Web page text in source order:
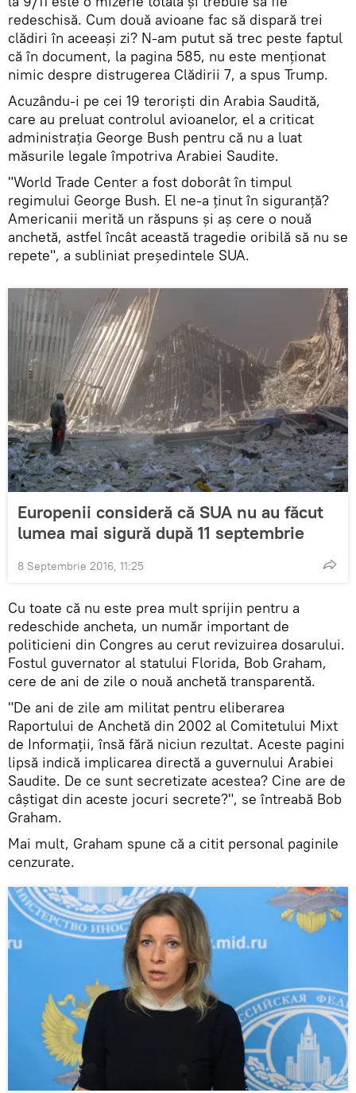
redeschisă. Cum două avioane fac să dispară trei
clădiri în aceeași zi? N-am putut să trec peste faptul
că în document, la pagina 585, nu este menționat
nimic despre distrugerea Clădirii 7, a spus Trump.
Acuzându-i pe cei 19 terorişti din Arabia Saudită,
care au preluat controlul avioanelor, el a criticat
administrația George Bush pentru că nu a luat
măsurile legale împotriva Arabiei Saudite.
"World Trade Center a fost doborât în ​​timpul
regimului George Bush. El ne-a ținut în siguranță?
Americanii merită un răspuns și aș cere o nouă
anchetă, astfel încât această tragedie oribilă să nu se
repete", a subliniat preşedintele SUA.
Europenii consideră că SUA nu au făcut
lumea mai sigură după 11 septembrie
8 Septembrie 2016, 11:25
Cu toate că nu este prea mult sprijin pentru a
redeschide ancheta, un număr important de
politicieni din Congres au cerut revizuirea dosarului.
Fostul guvernator al statului Florida, Bob Graham,
cere de ani de zile o nouă anchetă transparentă.
"De ani de zile am militat pentru eliberarea
Raportului de Anchetă din 2002 al Comitetului Mixt
de Informaţii, însă fără niciun rezultat. Aceste pagini
lipsă indică implicarea directă a guvernului Arabiei
Saudite. De ce sunt secretizate acestea? Cine are de
câștigat din aceste jocuri secrete?", se întreabă Bob
Graham.
Mai mult, Graham spune că a citit personal paginile
cenzurate.